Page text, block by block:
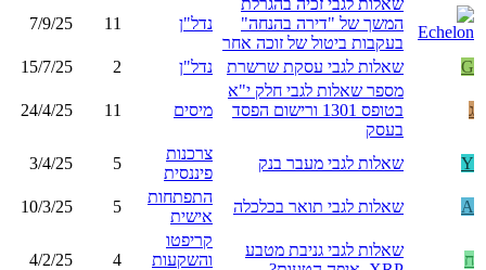
המשך של "דירה בהנחה"
בעקבות ביטול של זוכה אחר
נדל"ן 11
7/9/25
G שאלות לגבי עסקת שרשרת נדל"ן 2
15/7/25
ג
מספר שאלות לגבי חלק י"א
בטופס 1301 ורישום הפסד
בעסק
מיסים 11
24/4/25
Y שאלות לגבי מעבר בנק
צרכנות
פיננסית
5
3/4/25
A שאלות לגבי תואר בכלכלה
התפתחות
אישית
5
10/3/25
ח
שאלות לגבי גניבת מטבע
קריפטו
והשקעות
4
4/2/25